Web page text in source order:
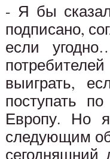
- Я бы
подписано,
если
выиграть,
поступать
Европу. Но
следующим
сегодняшний